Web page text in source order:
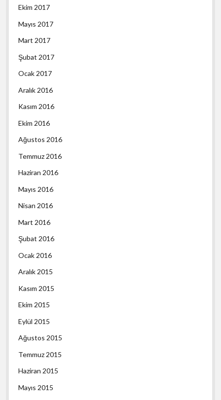
Ekim 2017
Mayıs 2017
Mart 2017
Şubat 2017
Ocak 2017
Aralık 2016
Kasım 2016
Ekim 2016
Ağustos 2016
Temmuz 2016
Haziran 2016
Mayıs 2016
Nisan 2016
Mart 2016
Şubat 2016
Ocak 2016
Aralık 2015
Kasım 2015
Ekim 2015
Eylül 2015
Ağustos 2015
Temmuz 2015
Haziran 2015
Mayıs 2015